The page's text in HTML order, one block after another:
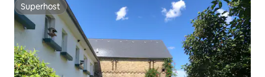
Superhost
Superhost